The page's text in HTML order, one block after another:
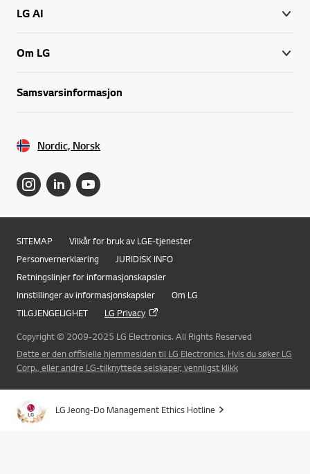
LG AI
Om LG
Samsvarsinformasjon
Nordic, Norsk
SITEMAP
Vilkår for bruk av LGE-tjenester
Personvernerklæring
JURIDISK INFO
Retningslinjer for informasjonskapsler
Innstillinger av informasjonskapsler
Om LG
TILGJENGELIGHET
LG Privacy
Copyright © 2009-2025 LG Electronics. All Rights Reserved
Dette er den offisielle hjemmesiden til LG Electronics. Hvis du søker LG
Corp., eller andre LG-tilknyttede selskaper, vennligst klikk
LG Jeong-Do Management Ethics Hotline
Online Chat